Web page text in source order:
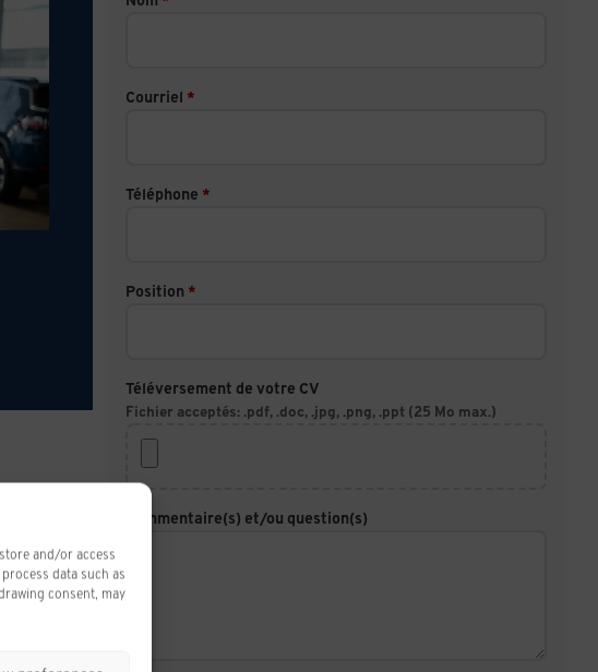
and/or access
data such as
consent, may
Courriel *
Téléphone *
Position *
Téléversement de votre CV
Fichier acceptés: .pdf, .doc, .jpg, .png, .ppt (25 Mo max.)
Commentaire(s) et/ou question(s)